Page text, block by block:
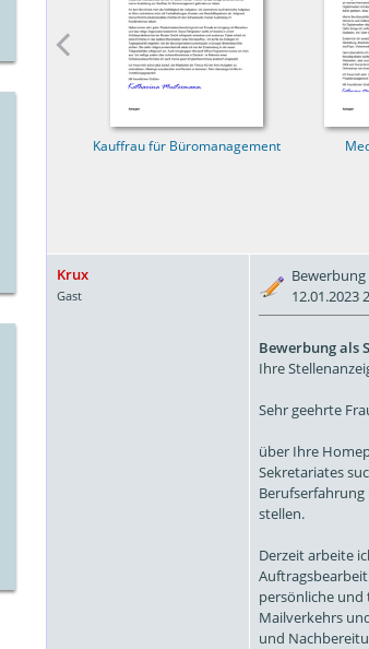
Kauffrau für Büromanagement
Krux
Gast
12.01.2023
Bewerbung als
Ihre
Sehr geehrte
über Ihre
Sekretariates
stellen.
Derzeit arbeite
persönliche und
Mailverkehrs
und